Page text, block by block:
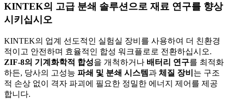
KINTEK의 고급 분쇄 솔루션으로 재료 연구를 향상
시키십시오
KINTEK의 업계 선도적인 실험실 장비를 사용하여 더 친환경
적이고 안전하며 효율적인 합성 워크플로로 전환하십시오.
ZIF-8의 기계화학적 합성을 개척하거나 배터리 연구를 최적화
하든, 당사의 고성능 파쇄 및 분쇄 시스템과 체질 장비 는 구조
적 손상 없이 격자 파괴에 필요한 정밀한 에너지 제어를 제공
합니다.